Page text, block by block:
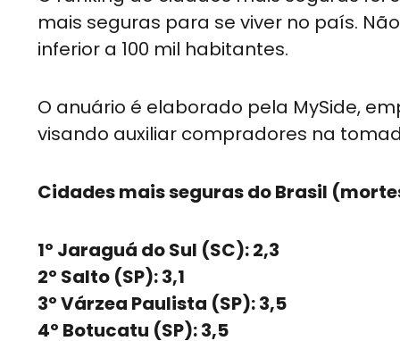
mais seguras para se viver no país.
inferior a 100 mil habitantes.
O anuário é elaborado pela MySide,
visando auxiliar compradores na
Cidades mais seguras do Brasil
1º Jaraguá do Sul (SC): 2,3
2º Salto (SP): 3,1
3º Várzea Paulista (SP): 3,5
4º Botucatu (SP): 3,5